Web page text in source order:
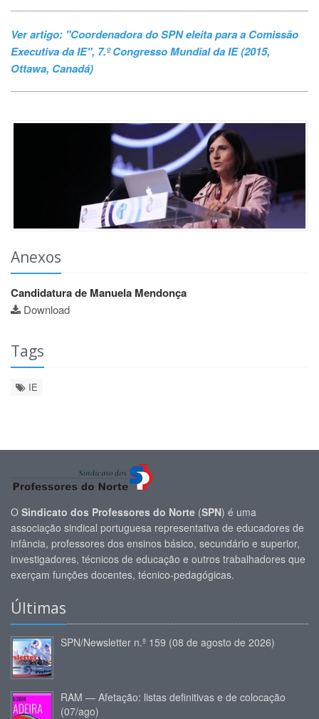
Ver artigo: "Coordenadora do SPN eleita para a Comissão
Executiva da IE", 7.º Congresso Mundial da IE (2015,
Ottawa, Canadá)
Anexos
Candidatura de Manuela Mendonça
Download
Tags
IE
O Sindicato dos Professores do Norte (SPN) é uma
associação sindical portuguesa representativa de educadores de
infância, professores dos ensinos básico, secundário e superior,
investigadores, técnicos de educação e outros trabalhadores que
exerçam funções docentes, técnico-pedagógicas.
Últimas
SPN/Newsletter n.º 159 (08 de agosto de 2026)
RAM — Afetação: listas definitivas e de colocação
(07/ago)